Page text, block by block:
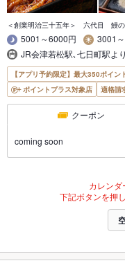
＜創業明治三十五年＞ 六代目 鰻
5001～6000円
3001
JR会津若松駅､七日町駅よ
【アプリ予約限定】最大350ポイン
ポイントプラス対象店
適格請
クーポン
coming soon
カレンダ
下記ボタンを押